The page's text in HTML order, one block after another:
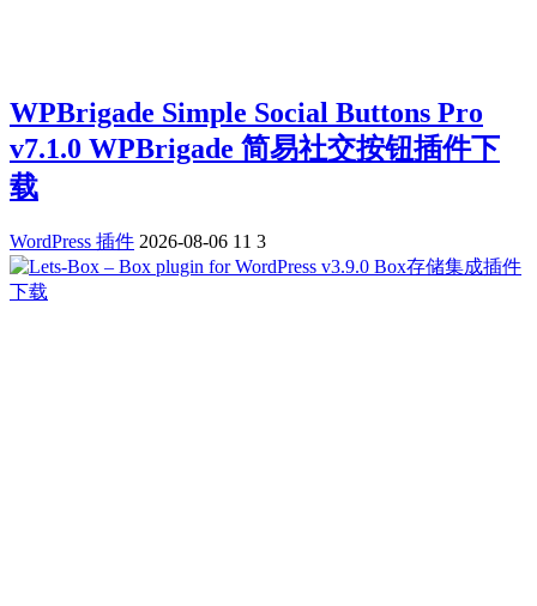
WPBrigade Simple Social Buttons Pro
v7.1.0 WPBrigade 简易社交按钮插件下
载
WordPress 插件 2026-08-06 11 3